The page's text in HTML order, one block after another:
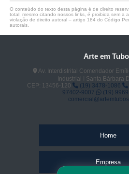
O conteúdo do texto desta página é de direito
total, mesmo citando nossos links, é proibida sem a
violação de direito autoral – artigo 184 do Código
autorais
Arte em
Av. Interdistrital Comendador
Industrial I Santa Bárbara
CEP: 13456-120
(19) 3478-1086
97402-9007
(19)
Home
Empresa